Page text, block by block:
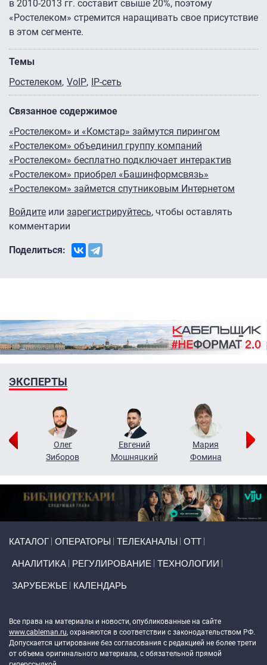
в 2010-2013 гг. cоставит свыше 20%, поэтому
«Ростелеком» стремится наращивать свое присутствие
в этом сегменте.
Темы
Ростелеком VoIP IP-сеть
Связанное содержимое
«Ростелеком» и «Комстар» займутся пирингом
«Ростелеком» объединил группу компаний
«Ростелеком» бесплатно подключает интерактив
«Ростелеком» приобрел «Башинформсвязь»
«Ростелеком» займется спутниковым Интернетом
Войдите или зарегистрируйтесь, чтобы оставлять
комментарии
Поделиться:
ЭКСПЕРТЫ
Олег
Зиборов
Евгений
Мошняцкий
Мария
Фомина
КАТАЛОГ ОПЕРАТОРЫ ТЕЛЕКАНАЛЫ ОТТ
АНАЛИТИКА РЕГУЛИРОВАНИЕ ТЕХНОЛОГИИ
ЗАРУБЕЖЬЕ КАЛЕНДАРЬ
Все права на материалы и новости, опубликованные на сайте
www.cableman.ru, охраняются в соответствии с законодательством РФ.
Допускается цитирование без согласования с редакцией не более трети
от объема оригинального материала, с обязательной прямой